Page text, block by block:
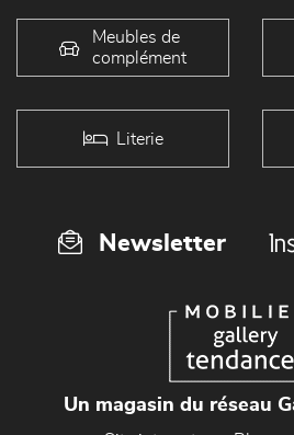
Meubles de
complément
Literie
Newsletter
Un magasin du réseau